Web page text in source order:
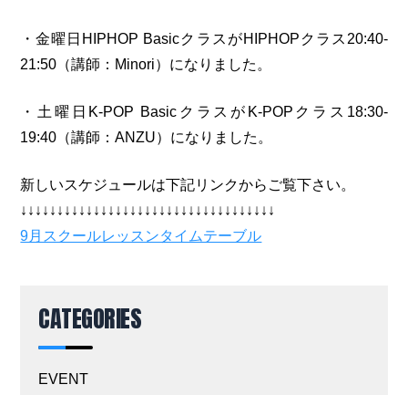
・金曜日HIPHOP BasicクラスがHIPHOPクラス20:40-
21:50（講師：Minori）になりました。
・土曜日K-POP BasicクラスがK-POPクラス18:30-
19:40（講師：ANZU）になりました。
新しいスケジュールは下記リンクからご覧下さい。
↓↓↓↓↓↓↓↓↓↓↓↓↓↓↓↓↓↓↓↓↓↓↓↓↓↓↓↓↓↓↓↓↓↓↓
9月スクールレッスンタイムテーブル
CATEGORIES
EVENT